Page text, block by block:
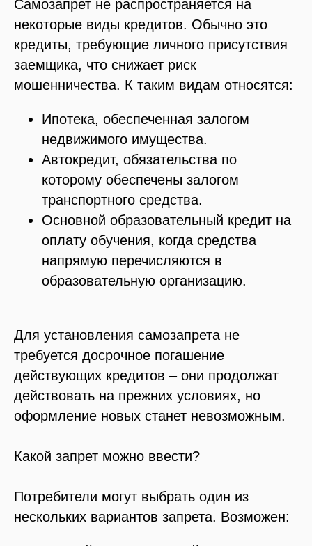
Самозапрет не распространяется на
некоторые виды кредитов. Обычно это
кредиты, требующие личного присутствия
заемщика, что снижает риск
мошенничества. К таким видам относятся:
Ипотека, обеспеченная залогом
недвижимого имущества.
Автокредит, обязательства по
которому обеспечены залогом
транспортного средства.
Основной образовательный кредит на
оплату обучения, когда средства
напрямую перечисляются в
образовательную организацию.
Для установления самозапрета не
требуется досрочное погашение
действующих кредитов – они продолжат
действовать на прежних условиях, но
оформление новых станет невозможным.
Какой запрет можно ввести?
Потребители могут выбрать один из
нескольких вариантов запрета. Возможен: